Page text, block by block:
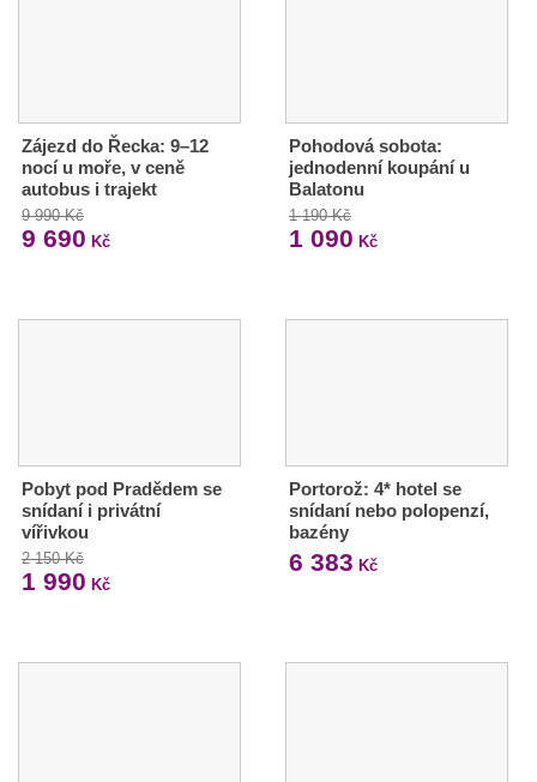
Zájezd do Řecka: 9–12
nocí u moře, v ceně
autobus i trajekt
9 990 Kč
9 690 Kč
Pohodová sobota:
jednodenní koupání u
Balatonu
1 190 Kč
1 090 Kč
Pobyt pod Pradědem se
snídaní i privátní
vířivkou
2 150 Kč
1 990 Kč
Portorož: 4* hotel se
snídaní nebo polopenzí,
bazény
6 383 Kč